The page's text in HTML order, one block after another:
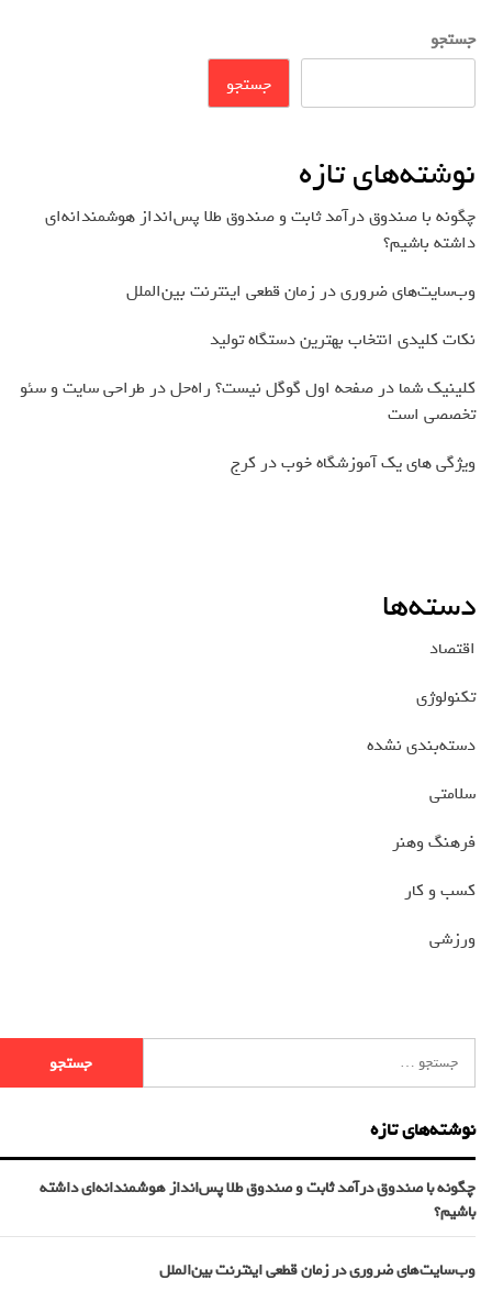
جستجو
جستجو
نوشته‌های تازه
چگونه با صندوق درآمد ثابت و صندوق طلا پس‌انداز هوشمندانه‌ای
داشته باشیم؟
وب‌سایت‌های ضروری در زمان قطعی اینترنت بین‌الملل
نکات کلیدی انتخاب بهترین دستگاه تولید
کلینیک شما در صفحه اول گوگل نیست؟ راه‌حل در طراحی سایت و سئو
تخصصی است
ویژگی های یک آموزشگاه خوب در کرج
دسته‌ها
اقتصاد
تکنولوژی
دسته‌بندی نشده
سلامتی
فرهنگ وهنر
کسب و کار
ورزشی
نوشته‌های تازه
چگونه با صندوق درآمد ثابت و صندوق طلا پس‌انداز هوشمندانه‌ای داشته
باشیم؟
وب‌سایت‌های ضروری در زمان قطعی اینترنت بین‌الملل